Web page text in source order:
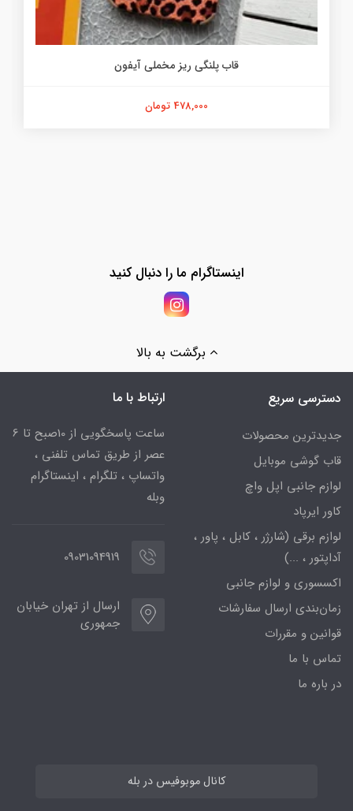
قاب پلنگی ریز مخملی آیفون
478,000 تومان
اینستاگرام ما را دنبال کنید
برگشت به بالا
دسترسی سریع
جدیدترین محصولات
قاب گوشی موبایل
لوازم جانبی اپل واچ
کاور ایرپاد
لوازم برقی (شارژر ، کابل ، پاور ،
آداپتور ، ...)
اکسسوری و لوازم جانبی
زمان‌بندی ارسال سفارشات
قوانین و مقررات
تماس با ما
در باره ما
ارتباط با ما
ساعت پاسخگویی از 10صبح تا 6
عصر از طریق تماس تلفنی ،
واتساپ ، تلگرام ، اینستاگرام
وبله
09031094919
ارسال از تهران خیابان
جمهوری
کانال موبوفیس در بله